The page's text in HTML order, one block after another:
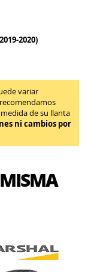
2020)
variar
de su llanta
ni cambios por